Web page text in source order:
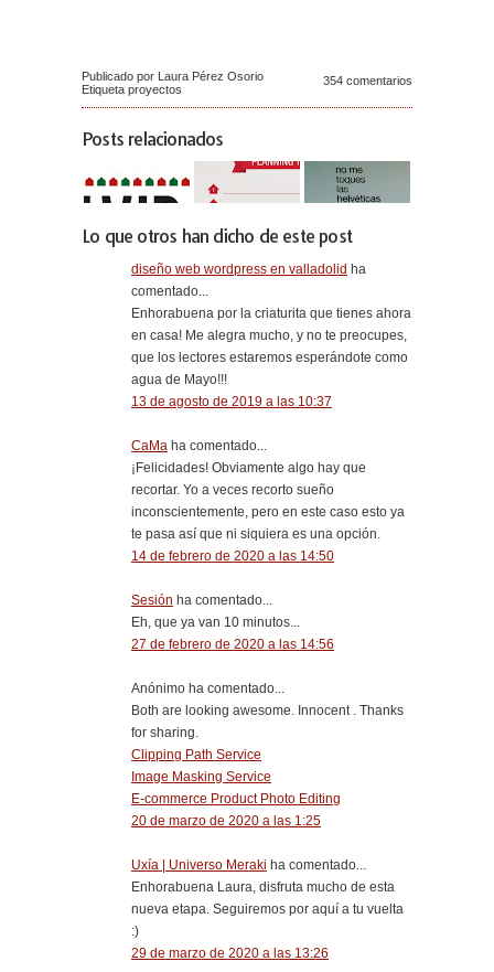
Publicado por Laura Pérez Osorio
Etiqueta proyectos
354 comentarios
Posts relacionados
Lo que otros han dicho de este post
diseño web wordpress en valladolid ha
comentado...
Enhorabuena por la criaturita que tienes ahora
en casa! Me alegra mucho, y no te preocupes,
que los lectores estaremos esperándote como
agua de Mayo!!!
13 de agosto de 2019 a las 10:37
CaMa ha comentado...
¡Felicidades! Obviamente algo hay que
recortar. Yo a veces recorto sueño
inconscientemente, pero en este caso esto ya
te pasa así que ni siquiera es una opción.
14 de febrero de 2020 a las 14:50
Sesión ha comentado...
Eh, que ya van 10 minutos...
27 de febrero de 2020 a las 14:56
Anónimo ha comentado...
Both are looking awesome. Innocent . Thanks
for sharing.
Clipping Path Service
Image Masking Service
E-commerce Product Photo Editing
20 de marzo de 2020 a las 1:25
Uxía | Universo Meraki ha comentado...
Enhorabuena Laura, disfruta mucho de esta
nueva etapa. Seguiremos por aquí a tu vuelta
:)
29 de marzo de 2020 a las 13:26